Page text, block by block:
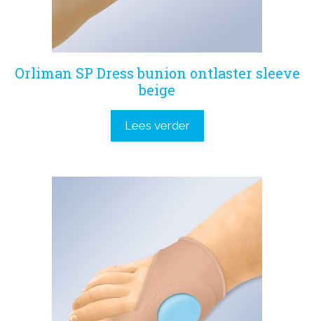
Orliman SP Dress bunion ontlaster sleeve
beige
Lees verder